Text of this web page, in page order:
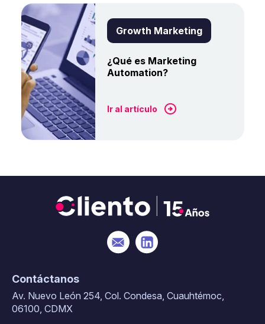
Growth Marketing
¿Qué es Marketing
Automation?
Ir al artículo
Contáctanos
Av. Nuevo León 254, Col. Condesa, Cuauhtémoc,
06100, CDMX